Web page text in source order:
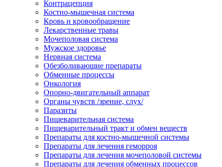
Контрацепция
Костно-мышечная система
Кровь и кровообращение
Лекарственные травы
Мочеполовая система
Мужское здоровье
Нервная система
Обезболивающие препараты
Обменные процессы
Онкология
Опорно-двигательный аппарат
Органы чувств /зрение, слух/
Паразиты
Пищеварительная система
Пищеварительный тракт и обмен веществ
Препараты для костно-мышечной системы
Препараты для лечения геморроя
Препараты для лечения мочеполовой системы
Препараты для лечения обменных процессов